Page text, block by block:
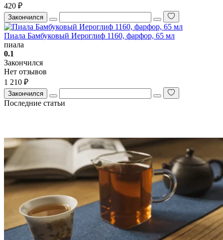
420 ₽
Закончился
Пиала Бамбуковый Иероглиф 1160, фарфор, 65 мл
пиала
0.1
Закончился
Нет отзывов
1 210 ₽
Закончился
Последние статьи